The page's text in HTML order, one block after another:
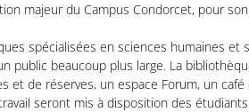
majeur du Campus Condorcet, pour
spécialisées en sciences humaines
public beaucoup plus large. La
et de réserves, un espace Forum, un
seront mis à disposition des